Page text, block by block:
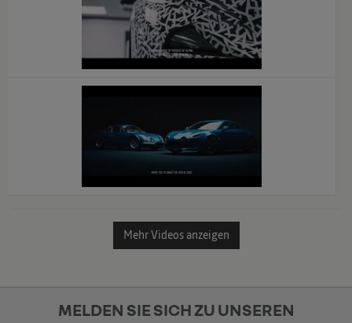
Mehr Videos anzeigen
MELDEN SIE SICH ZU UNSEREN